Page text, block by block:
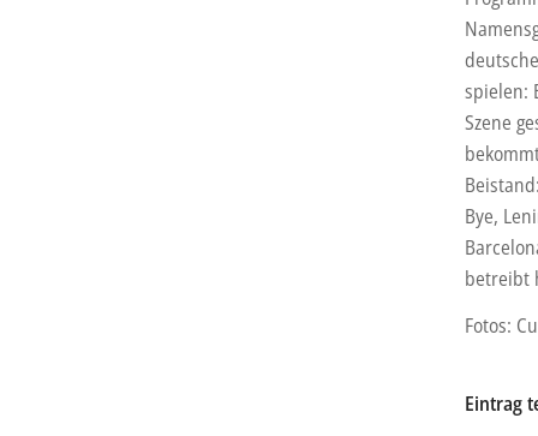
spielen:
Szene
Bye,
betreibt
Fotos:
Eintrag